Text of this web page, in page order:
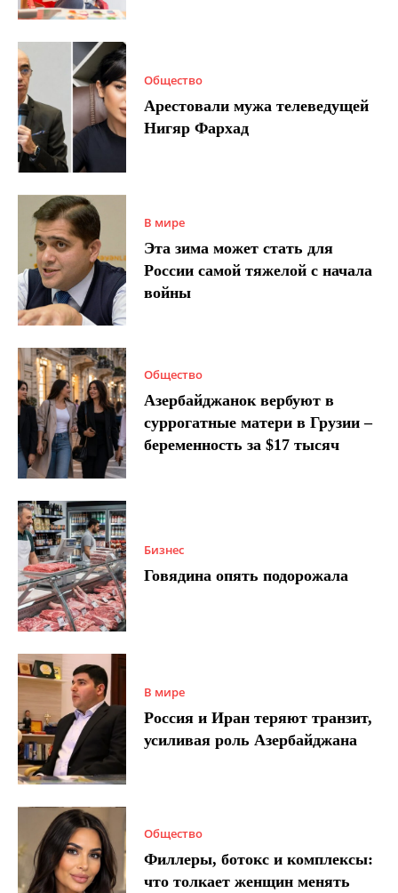
Общество
Арестовали мужа телеведущей
Нигяр Фархад
В мире
Эта зима может стать для
России самой тяжелой с начала
войны
Общество
Азербайджанок вербуют в
суррогатные матери в Грузии –
беременность за $17 тысяч
Бизнес
Говядина опять подорожала
В мире
Россия и Иран теряют транзит,
усиливая роль Азербайджана
Общество
Филлеры, ботокс и комплексы:
что толкает женщин менять